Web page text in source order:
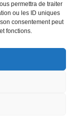
permettra de traiter
ou les ID uniques
consentement peut
fonctions.